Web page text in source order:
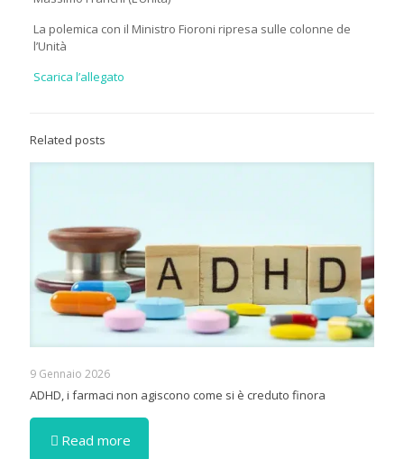
La polemica con il Ministro Fioroni ripresa sulle colonne de
l’Unità
Scarica l’allegato
Related posts
9 Gennaio 2026
ADHD, i farmaci non agiscono come si è creduto finora
Read more